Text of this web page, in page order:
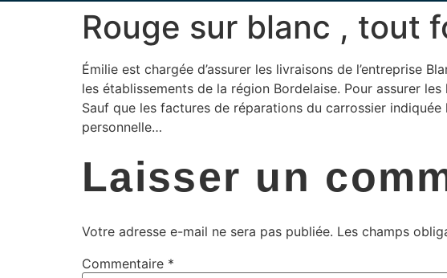
Rouge sur blanc , tout
Émilie est chargée d’assurer les livraisons de l’entreprise
les établissements de la région Bordelaise. Pour assurer
Sauf que les factures de réparations du carrossier
personnelle…
Laisser un
Votre adresse e-mail ne sera pas publiée. Les champs
Commentaire *